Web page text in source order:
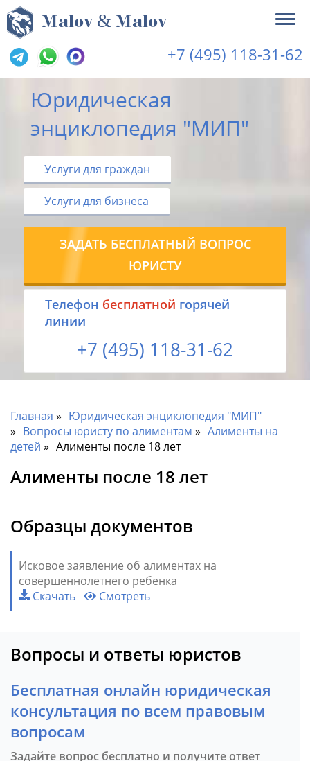
Malov & Malov
+7 (495) 118-31-62
Юридическая
энциклопедия "МИП"
Услуги для граждан
Услуги для бизнеса
ЗАДАТЬ БЕСПЛАТНЫЙ ВОПРОС
ЮРИСТУ
Tелефон бесплатной горячей
линии
+7 (495) 118-31-62
Главная
Юридическая энциклопедия "МИП"
Вопросы юристу по алиментам
Алименты на
детей
Алименты после 18 лет
Алименты после 18 лет
Образцы документов
Исковое заявление об алиментах на
совершеннолетнего ребенка
Скачать
Смотреть
Вопросы и ответы юристов
Бесплатная онлайн юридическая
консультация по всем правовым
вопросам
Задайте вопрос бесплатно и получите ответ